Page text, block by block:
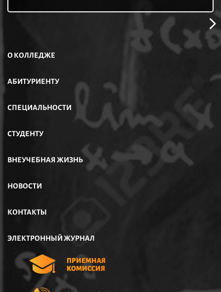
О КОЛЛЕДЖЕ
АБИТУРИЕНТУ
СПЕЦИАЛЬНОСТИ
СТУДЕНТУ
ВНЕУЧЕБНАЯ ЖИЗНЬ
НОВОСТИ
КОНТАКТЫ
ЭЛЕКТРОННЫЙ ЖУРНАЛ
ПРИЕМНАЯ
КОМИССИЯ